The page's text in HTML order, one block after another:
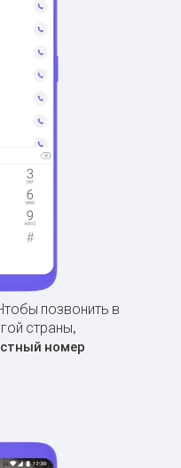
позвонить в
страны,
номер